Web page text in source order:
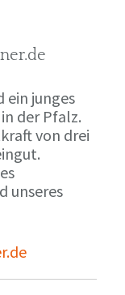
ein junges
der Pfalz.
von drei
unseres